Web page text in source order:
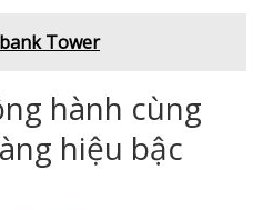
Tower
hành cùng
hiệu bậc